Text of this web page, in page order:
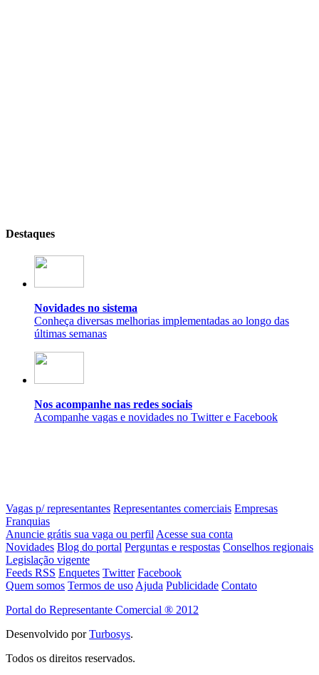
Destaques
Novidades no sistema
Conheça diversas melhorias implementadas ao longo das
últimas semanas
Nos acompanhe nas redes sociais
Acompanhe vagas e novidades no Twitter e Facebook
Vagas p/ representantes Representantes comerciais Empresas
Franquias
Anuncie grátis sua vaga ou perfil Acesse sua conta
Novidades Blog do portal Perguntas e respostas Conselhos regionais
Legislação vigente
Feeds RSS Enquetes Twitter Facebook
Quem somos Termos de uso Ajuda Publicidade Contato
Portal do Representante Comercial ® 2012
Desenvolvido porTurbosys.
Todos os direitos reservados.